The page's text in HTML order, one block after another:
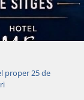
proper 25 de